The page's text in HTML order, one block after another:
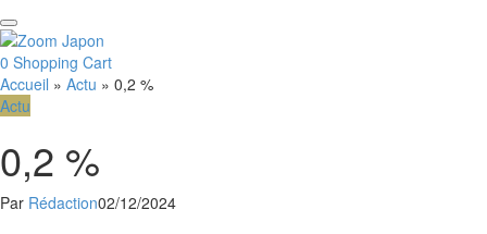
0 Shopping Cart
Accueil » Actu » 0,2 %
Actu
0,2 %
Par Rédaction02/12/2024